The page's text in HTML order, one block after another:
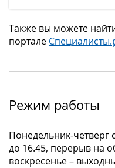
Также вы можете
портале
Режим работы
Понедельник-четверг
до 16.45, перерыв на
воскресенье –